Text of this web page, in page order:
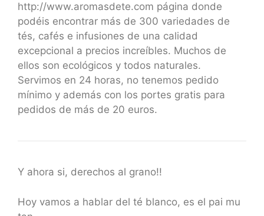
http://www.aromasdete.com página donde
podéis encontrar más de 300 variedades de
tés, cafés e infusiones de una calidad
excepcional a precios increíbles. Muchos de
ellos son ecológicos y todos naturales.
Servimos en 24 horas, no tenemos pedido
mínimo y además con los portes gratis para
pedidos de más de 20 euros.
Y ahora si, derechos al grano!!
Hoy vamos a hablar del té blanco, es el pai mu